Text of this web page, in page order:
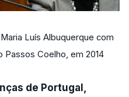
Luís Albuquerque com
Passos Coelho, em 2014
de Portugal,